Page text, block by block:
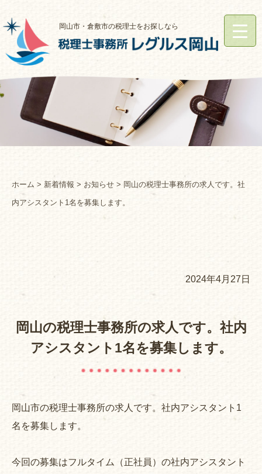
岡山市・倉敷市の税理士をお探しなら
ホーム > 新着情報 > お知らせ > 岡山の税理士事務所の求人です。社
内アシスタント1名を募集します。
2024年4月27日
岡山の税理士事務所の求人です。社内
アシスタント1名を募集します。
岡山市の税理士事務所の求人です。社内アシスタント1
名を募集します。
今回の募集はフルタイム（正社員）の社内アシスタント